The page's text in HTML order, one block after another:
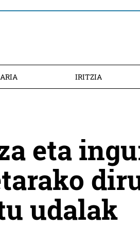
IRITZIA
eta
udalak